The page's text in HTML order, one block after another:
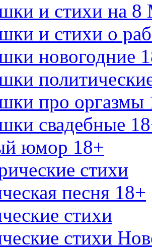
и стихи на 8
и стихи о
новогодние
про оргазмы
свадебные
юмор 18+
стихи
песня 18+
стихи
стихи